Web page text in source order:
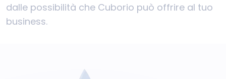
dalle possibilità che Cuborio può offrire al tuo
business.